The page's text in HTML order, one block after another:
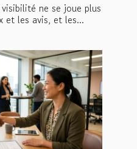
ne se joue plus
et les avis, et les...